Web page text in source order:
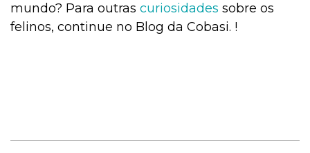
mundo? Para outras curiosidades sobre os
felinos, continue no Blog da Cobasi. !